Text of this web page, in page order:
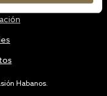
Habanos.